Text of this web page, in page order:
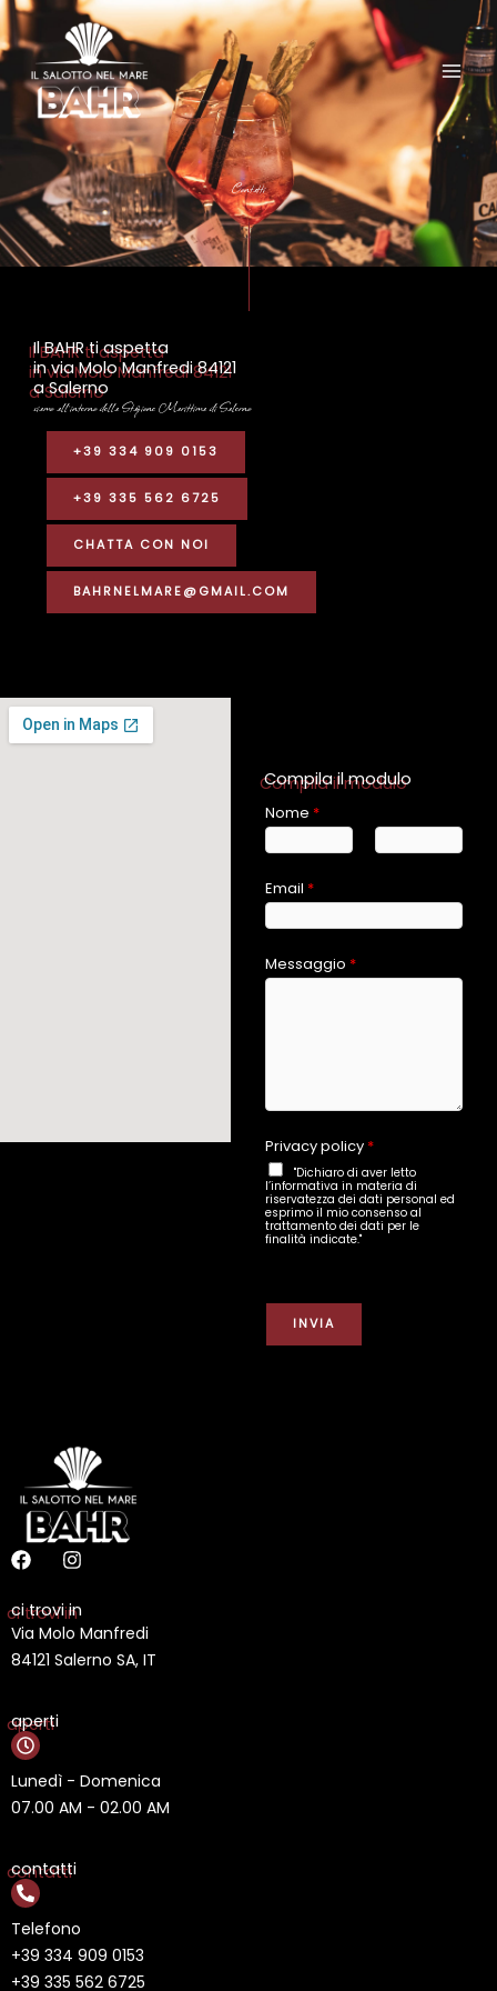
Vai
al
contenuto
Contatti
Il BAHR ti aspetta
in via Molo Manfredi 84121
a Salerno
siamo all'interno della Stazione Marittima di Salerno
+39 334 909 0153
+39 335 562 6725
CHATTA CON NOI
BAHRNELMARE@GMAIL.COM
Compila il modulo
Nome *
o
Email *
Messaggio *
Privacy policy *
"Dichiaro di aver letto
l’informativa in materia di
riservatezza dei dati personal ed
esprimo il mio consenso al
trattamento dei dati per le
finalità indicate."
INVIA
F
a
c
e
b
o
I
n
s
t
a
g
ci trovi in
Via Molo Manfredi
84121 Salerno SA, IT
aperti
Lunedì - Domenica
07.00 AM - 02.00 AM
contatti
Telefono
+39 334 909 0153
+39 335 562 6725